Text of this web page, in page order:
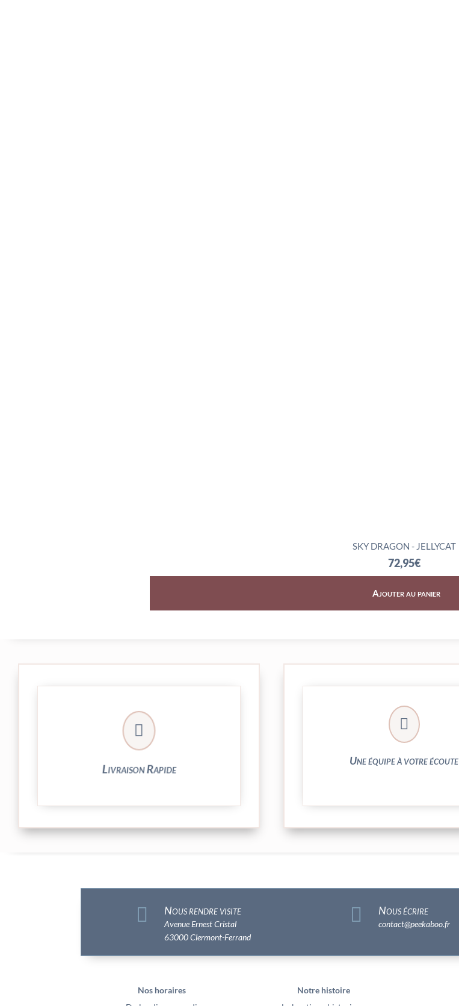
SKY DRAGON - JELLYCAT
72,95€
Ajouter au panier

Livraison Rapide
Votre commande est expédiée sous 24/48h
et livrée par Colissimo. 
Une équipe à votre écoute
N’hésitez pas à nous solliciter
► 04 73 27 04 20
► contact@peekaboo.fr
 Nous rendre visite
Avenue Ernest Cristal
63000 Clermont-Ferrand
 Nous écrire
contact@peekaboo.fr
Nos horaires
Notre histoire